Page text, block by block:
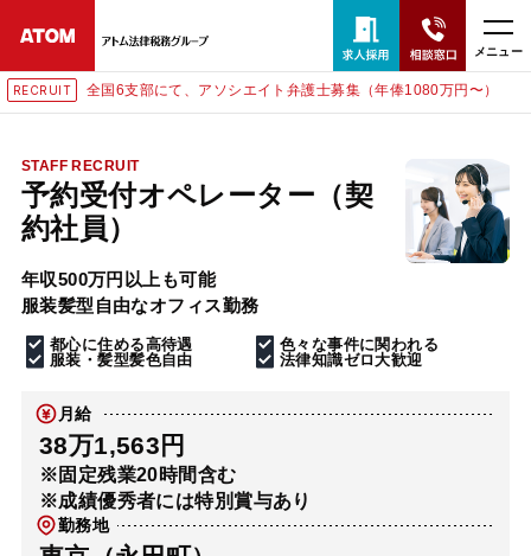
メニュー
RECRUIT 全国6支部にて、アソシエイト弁護士募集（年俸1080万円〜）
STAFF RECRUIT
予約受付オペレーター（契
約社員）
年収500万円以上も可能
服装髪型自由なオフィス勤務
都心に住める高待遇
色々な事件に関われる
服装・髪型髪色自由
法律知識ゼロ大歓迎
月給
38万1,563円
※固定残業20時間含む
※成績優秀者には特別賞与あり
勤務地
24時間365日全国対応
無料相談窓口はこちら
電話・LINE・メールで相談予約受付中
ホーム
取扱分野
解決実績
アクセス